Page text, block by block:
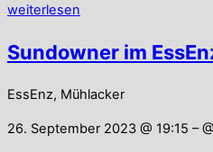
weiterlesen
Sundowner im
EssEnz, Mühlacker
26. September 2023 @ 19:15 –